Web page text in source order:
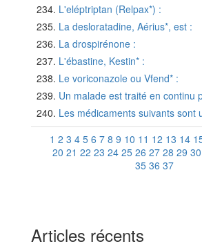
L'eléptriptan (Relpax*) :
La desloratadine, Aérius*, est :
La drospirénone :
L'ébastine, Kestin* :
Le voriconazole ou Vfend* :
Un malade est traité en continu
Les médicaments suivants sont
1 2 3 4 5 6 7 8 9 10 11 12 13 14
20 21 22 23 24 25 26 27 28 29 30
35 36 37
Articles récents